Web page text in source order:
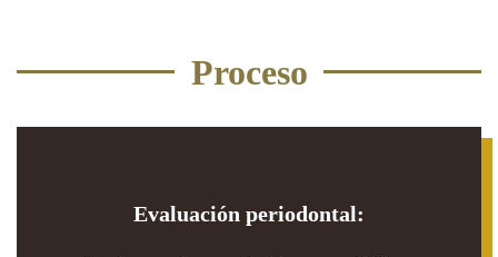
Proceso
Evaluación periodontal: